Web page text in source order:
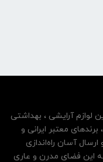
لوازم آرایشی ، بهداشتی
معتبر ایرانی و
آسان راه‌اندازی
این فضای مدرن و عاری